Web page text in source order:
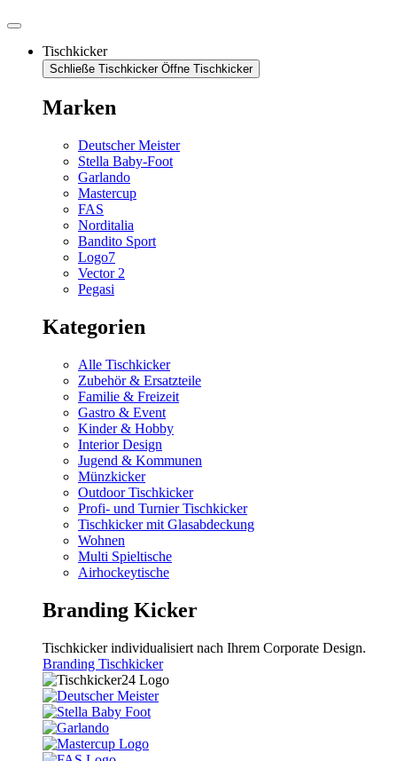
Tischkicker
Schließe Tischkicker Öffne Tischkicker
Marken
Deutscher Meister
Stella Baby-Foot
Garlando
Mastercup
FAS
Norditalia
Bandito Sport
Logo7
Vector 2
Pegasi
Kategorien
Alle Tischkicker
Zubehör & Ersatzteile
Familie & Freizeit
Gastro & Event
Kinder & Hobby
Interior Design
Jugend & Kommunen
Münzkicker
Outdoor Tischkicker
Profi- und Turnier Tischkicker
Tischkicker mit Glasabdeckung
Wohnen
Multi Spieltische
Airhockeytische
Branding Kicker
Tischkicker individualisiert nach Ihrem Corporate Design.
Branding Tischkicker